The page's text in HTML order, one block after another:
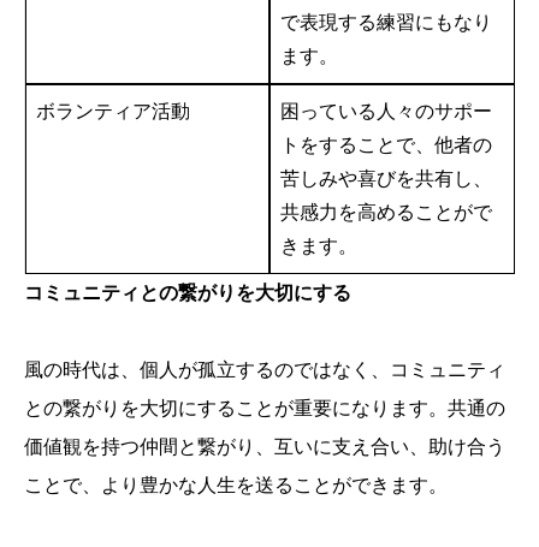
で表現する練習にもなり
ます。
ボランティア活動
困っている人々のサポー
トをすることで、他者の
苦しみや喜びを共有し、
共感力を高めることがで
きます。
コミュニティとの繋がりを大切にする
風の時代は、個人が孤立するのではなく、コミュニティ
との繋がりを大切にすることが重要になります。共通の
価値観を持つ仲間と繋がり、互いに支え合い、助け合う
ことで、より豊かな人生を送ることができます。